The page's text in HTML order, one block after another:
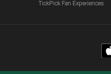
TickPick Fan Experiences